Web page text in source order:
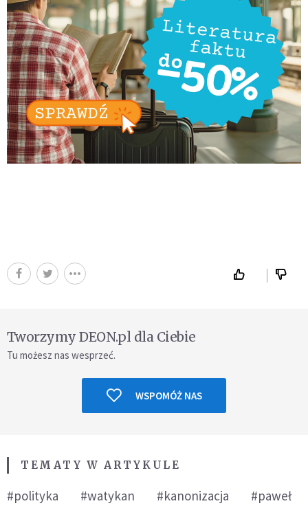
Tworzymy DEON.pl dla Ciebie
Tu możesz nas wesprzeć.
WSPOMÓŻ NAS
TEMATY W ARTYKULE
#polityka #watykan #kanonizacja
#paweł